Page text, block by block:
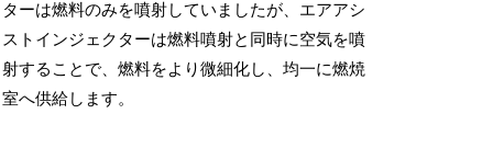
ターは燃料のみを噴射していましたが、エアアシ
ストインジェクターは燃料噴射と同時に空気を噴
射することで、燃料をより微細化し、均一に燃焼
室へ供給します。